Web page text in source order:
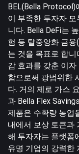
BEL(Bella Protocol)
이 부족한 투자자
니다. Bella DeFi는
험 등 탈중앙화 금
는 것을 목표로 합
감 효과를 갖춘 이
함으로써 광범위한
다. 거의 제로 가스
과 Bella Flex
제품은 수확량 농업
내에서 보상 토큰과
해 투자자는 플랫폼
유명 기업의 강력한